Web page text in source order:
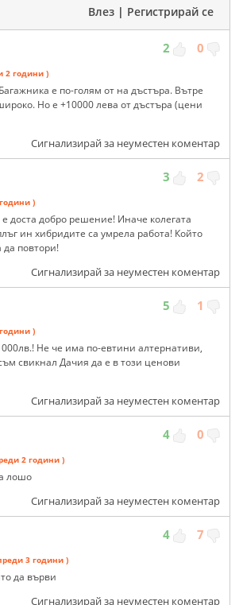
Влез | Регистрирай се
2 0
2 години )
е по-голям от на дъстъра. Вътре
Но е +10000 лева от дъстъра (цени
Сигнализирай за неуместен коментар
3 2
)
е доста добро решение! Иначе колегата
ин хибридите са умрела работа! Който
да повтори!
Сигнализирай за неуместен коментар
5 1
)
000лв.! Не че има по-евтини алтернативи,
свикнал Дачия да е в този ценови
Сигнализирай за неуместен коментар
4 0
2 години )
лошо
Сигнализирай за неуместен коментар
4 7
3 години )
да върви
Сигнализирай за неуместен коментар